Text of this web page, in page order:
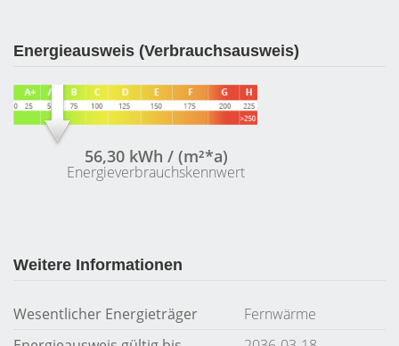
Energieausweis (Verbrauchsausweis)
56,30 kWh / (m²*a)
Energieverbrauchskennwert
Weitere Informationen
Wesentlicher Energieträger
Fernwärme